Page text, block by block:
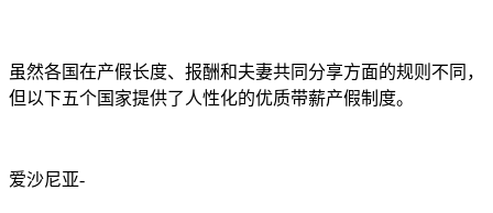
虽然各国在产假长度、报酬和夫妻共同分享方面的规则不同，
但以下五个国家提供了人性化的优质带薪产假制度。
爱沙尼亚-